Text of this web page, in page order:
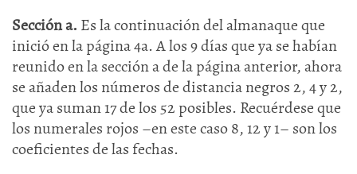
Sección a. Es la continuación del almanaque que
inició en la página 4a. A los 9 días que ya se habían
reunido en la sección a de la página anterior, ahora
se añaden los números de distancia negros 2, 4 y 2,
que ya suman 17 de los 52 posibles. Recuérdese que
los numerales rojos –en este caso 8, 12 y 1– son los
coeficientes de las fechas.